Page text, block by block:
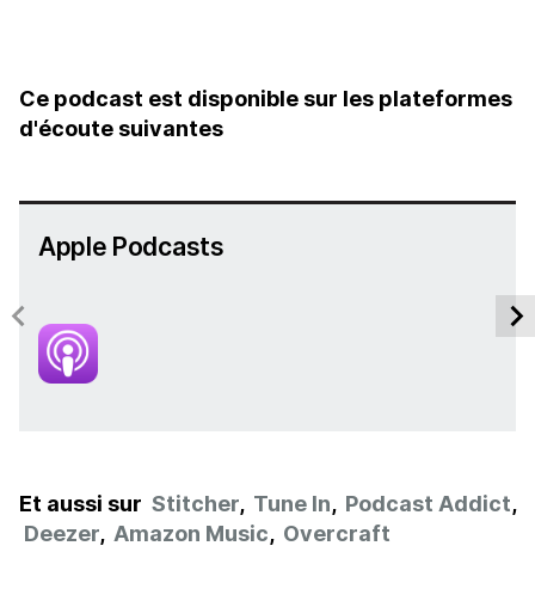
Ce podcast est disponible sur les plateformes
d'écoute suivantes
Apple Podcasts
Et aussi sur Stitcher, Tune In, Podcast Addict,
Deezer, Amazon Music, Overcraft